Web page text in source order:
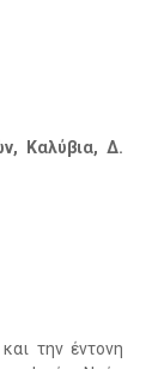
Καλύβια, Δ.
την έντονη